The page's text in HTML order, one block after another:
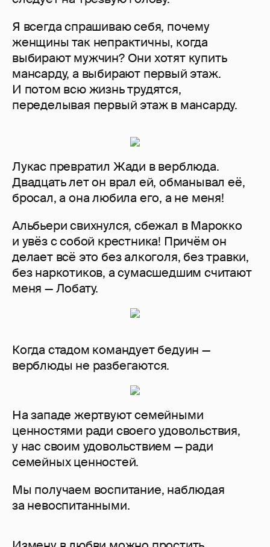
Я всегда спрашиваю себя, почему
женщины так непрактичны, когда
выбирают мужчин? Они хотят купить
мансарду, а выбирают первый этаж.
И потом всю жизнь трудятся,
переделывая первый этаж в мансарду.
Лукас превратил Жади в верблюда.
Двадцать лет он врал ей, обманывал её,
бросал, а она любила его, а не меня!
Альбьери свихнулся, сбежал в Марокко
и увёз с собой крестника! Причём он
делает всё это без алкоголя, без травки,
без наркотиков, а сумасшедшим считают
меня — Лобату.
Когда стадом командует бедуин —
верблюды не разбегаются.
На западе жертвуют семейными
ценностями ради своего удовольствия,
у нас своим удовольствием — ради
семейных ценностей.
Мы получаем воспитание, наблюдая
за невоспитанными.